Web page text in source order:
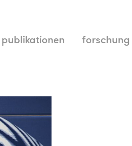
publikationen forschung